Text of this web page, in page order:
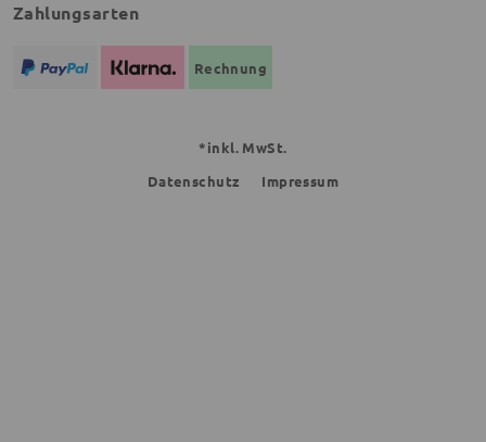
Zahlungsarten
Rechnung
*inkl. MwSt.
Datenschutz
Impressum